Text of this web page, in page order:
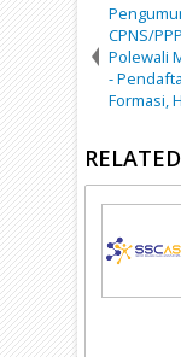
CPNS/
Polewali
-
Formasi,